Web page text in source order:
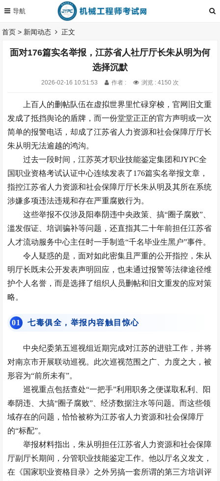
首页 > 新闻动态 正文
面对176篇实名举报，江苏省人社厅厅长朱从明为何
选择沉默
2026-02-16 10:51:53 作者 : 浏览 : 4150 次
上百人的删帖队伍在虚拟世界里忙碌穿梭，官网旧文重
发成了抵挡舆论的盾牌，而一份堂堂正正的官方声明或一次
简单的报警电话，却成了江苏省人力资源和社会保障厅厅长
朱从明无法逾越的鸿沟。
过去一段时间，江苏英才职业技能鉴定集团和JYPC全
国职业资格考试认证中心连续发表了176篇实名举报文章，
指控江苏省人力资源和社会保障厅厅长朱从明及其所在系统
涉嫌多项违法违规和存在严重腐败行为。
这些举报不仅涉及阳奉阴违中央政策、搞“圈子腐败”、
滥发假证、培训骗补等问题，还直指其二十年前担任江苏省
人才流动服务中心主任时一手制造“千名毕业生黑户”事件。
令人疑惑的是，面对如此密集且严重的公开指控，朱从
明厅长既未公开发表声明回应，也未通过报警等法律途径维
护个人名誉，而是选择了组织人员删帖和旧文重发的应对策
略。
01 七毒俱全，举报内容触目惊心
中央纪委第五巡视组近期完成对江苏的进驻工作，并将
对南京市开展联动巡视。此次巡视范围之广、力度之大，被
形容为“前所未有”。
巡视重点包括查处“一把手”利用职务之便谋取私利、阳
奉阴违、大搞“圈子腐败”、经济数据注水等问题。而这些领
域存在的问题，恰恰被称为江苏省人力资源和社会保障厅
的“标配”。
举报材料指出，朱从明担任江苏省人力资源和社会保障
厅副厅长期间，分管职业技能鉴定工作。他以厅名义发文，
在《国家职业资格目录》之外另搞一套所谓的第三方培训评